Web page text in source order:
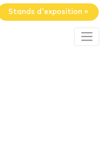
Stands d'exposition »